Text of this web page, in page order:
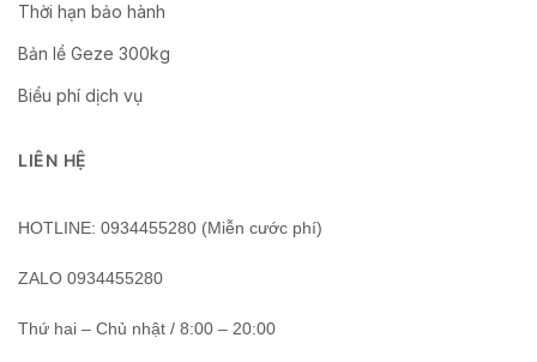
Thời hạn bảo hành
Bản lề Geze 300kg
Biểu phí dịch vụ
LIÊN HỆ
HOTLINE: 0934455280 (Miễn cước phí)
ZALO 0934455280
Thứ hai – Chủ nhật / 8:00 – 20:00